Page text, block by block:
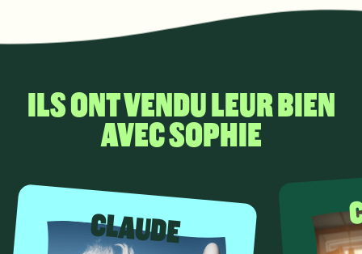
ILS ONT VENDU LEUR BIEN
AVEC SOPHIE
CLAUDE